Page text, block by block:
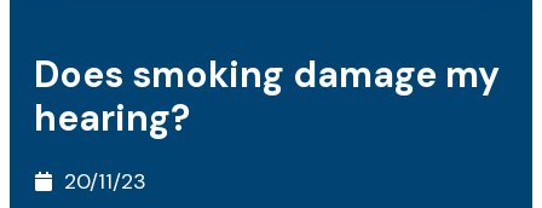
Does smoking damage my
hearing?
20/11/23